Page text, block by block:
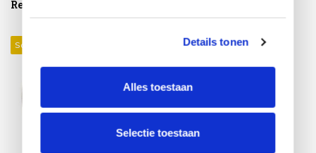
Details tonen
Alles toestaan
Selectie toestaan
Reeds bekeken
Sale 15%